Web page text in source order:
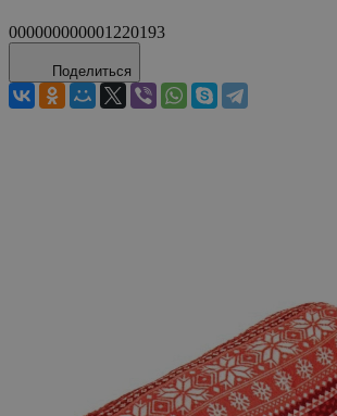
000000000001220193
Поделиться